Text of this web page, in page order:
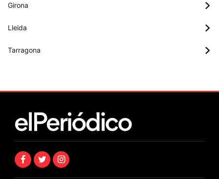
Girona
Lleida
Tarragona